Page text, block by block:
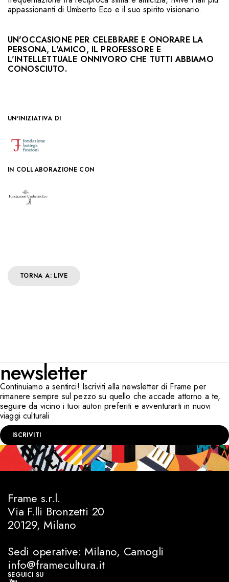
appassionanti di Umberto Eco e il suo spirito visionario.
UN'OCCASIONE PER CELEBRARE E ONORARE LA
PERSONA, L'AMICO, IL PROFESSORE E
L'INTELLETTUALE ONNIVORO CHE TUTTI ABBIAMO
CONOSCIUTO.
UN'INIZIATIVA DI
IN COLLABORAZIONE CON
TORNA A: LIVE
newsletter
Continuiamo a sentirci! Iscriviti alla newsletter di Frame per
rimanere sempre sul pezzo su quello che accade attorno a te,
seguire da vicino i tuoi autori preferiti e avventurarti in nuovi
viaggi culturali
ISCRIVITI
Frame s.r.l.
Via F.lli Bronzetti 20
20129, Milano
Sedi operative: Milano, Camogli
info@framecultura.it
SEGUICI SU